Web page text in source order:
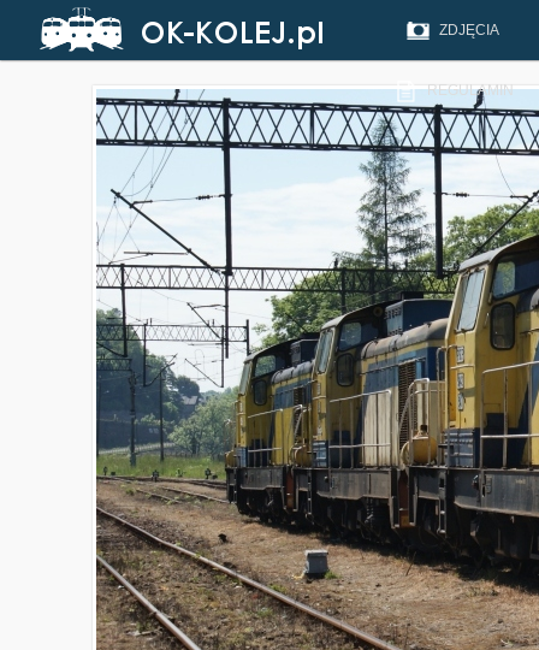
ZDJĘCIA
REGULAMIN